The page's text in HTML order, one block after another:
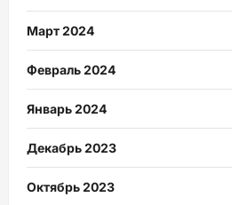
Март 2024
Февраль 2024
Январь 2024
Декабрь 2023
Октябрь 2023